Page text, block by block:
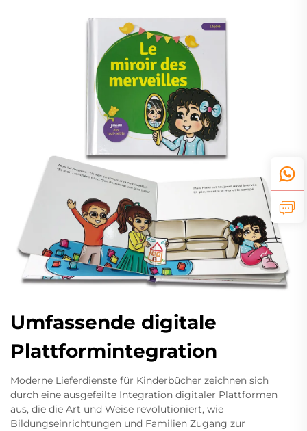
Umfassende digitale
Plattformintegration
Moderne Lieferdienste für Kinderbücher zeichnen sich
durch eine ausgefeilte Integration digitaler Plattformen
aus, die die Art und Weise revolutioniert, wie
Bildungseinrichtungen und Familien Zugang zur